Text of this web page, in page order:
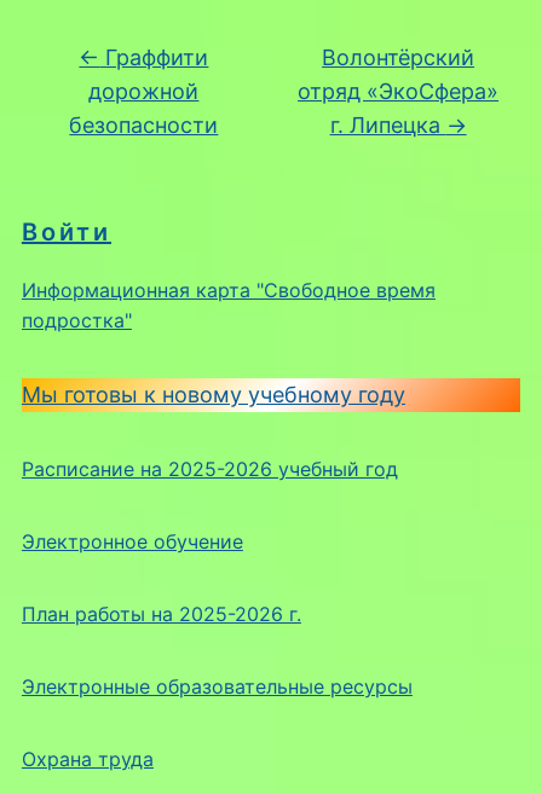
Войти
Информационная карта "Свободное время
подростка"
Мы готовы к новому учебному году
Расписание на 2025-2026 учебный год
Электронное обучение
План работы на 2025-2026 г.
Электронные образовательные ресурсы
Охрана труда
← Граффити
дорожной
безопасности
Волонтёрский
отряд «ЭкоСфера»
г. Липецка →